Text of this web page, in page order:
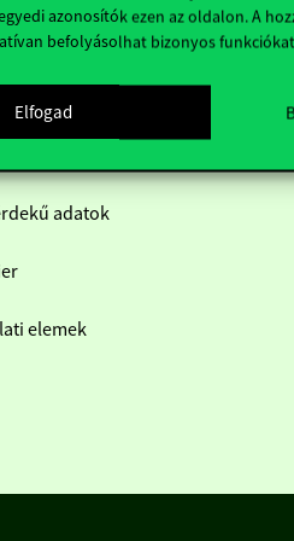
azonosítók ezen az oldalon. A
befolyásolhat bizonyos
Elfogad
adatok
elemek